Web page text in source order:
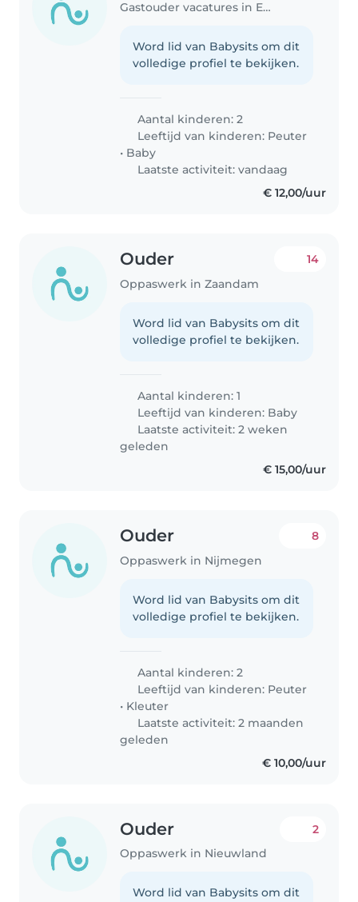
Gastouder vacatures in Eindhoven
Word lid van Babysits om dit
volledige profiel te bekijken.
Aantal kinderen: 2
Leeftijd van kinderen: Peuter
• Baby
Laatste activiteit: vandaag
€ 12,00/uur
Ouder
Oppaswerk in Zaandam
14
Word lid van Babysits om dit
volledige profiel te bekijken.
Aantal kinderen: 1
Leeftijd van kinderen: Baby
Laatste activiteit: 2 weken
geleden
€ 15,00/uur
Ouder
Oppaswerk in Nijmegen
8
Word lid van Babysits om dit
volledige profiel te bekijken.
Aantal kinderen: 2
Leeftijd van kinderen: Peuter
• Kleuter
Laatste activiteit: 2 maanden
geleden
€ 10,00/uur
Ouder
Oppaswerk in Nieuwland
2
Word lid van Babysits om dit